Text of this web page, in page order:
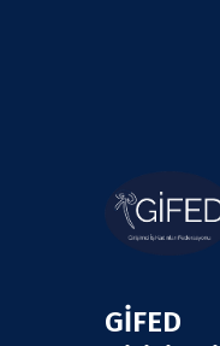
GİFED